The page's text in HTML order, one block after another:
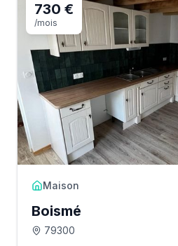
730 €
/mois
Maison
Boismé
79300